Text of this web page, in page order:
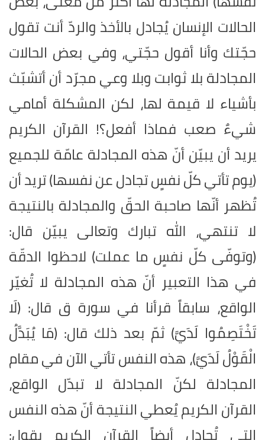
الحالات الإنسان يُجادل بالأخذ والردّ أنت تقول
حجّتك وأنا أقول حجّتي، وفي بعض الحالات
المجادلة بلا ثوابت وبلا وعي مجرّد أن أتشبّث
بأشياء لا قيمة لها، لكن المشكلة أمامي
شيءٌ صعب فماذا أفعل؟! القرآن الكريم
يريد أن يبيّن أنّ هذه المجادلة عامّة للجميع
(يوم تأتي كلّ نفسٍ تجادل عن نفسها) تريد أن
تُظهر أنّها صاحبة الحقّ والمجادلة بالنتيجة
لا تنتهي، الله تبارك وتعالى يبيّن قال:
(وتوفّى كلّ نفسٍ ما عملت) لاحظوا الدقّة
في هذا التعبير أنّ هذه المجادلة لا تُغيّر
الواقع، سابقاً قرأنا في سورة ق قال: (لَا
تَخْتَصِمُوا لَدَيَّ) ثمّ بعد ذلك قال: (مَا يُبَدَّلُ
الْقَوْلُ لَدَيَّ)، هذه النفس تأتي الآن في مقام
المجادلة لكنّ المجادلة لا تبدّل الواقع،
القرآن الكريم يُعطي النتيجة أنّ هذه النفس